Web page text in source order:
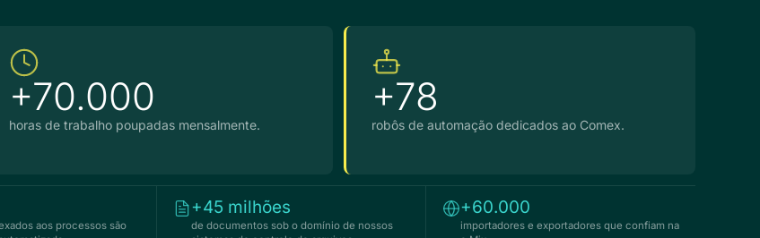
+70.000
horas de trabalho poupadas mensalmente.
+78
robôs de automação dedicados ao Comex.
aos processos são
+45 milhões
de documentos sob o domínio de nossos
+60.000
importadores e exportadores que confiam na